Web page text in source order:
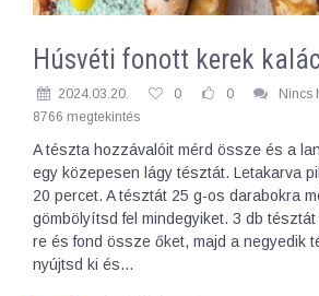
Húsvéti fonott kerek
2024.03.20. 0 0
Nincs
8766 megtekintés
A tészta hozzávalóit mérd össze és a
egy közepesen lágy tésztát. Letakarva
20 percet. A tésztát 25 g-os darabokra
gömbölyítsd fel mindegyiket. 3 db
re és fond össze őket, majd a negyedik
nyújtsd ki és…